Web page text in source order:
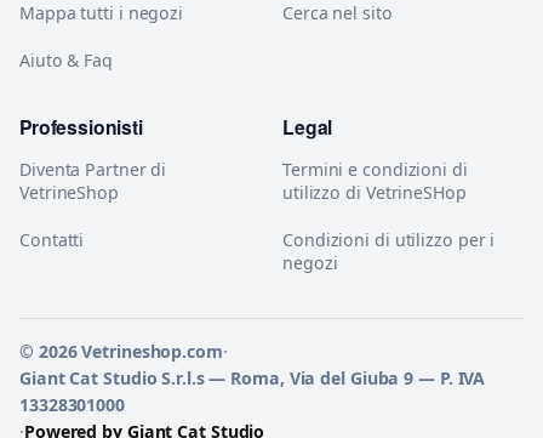
Mappa tutti i negozi
Aiuto & Faq
Cerca nel sito
Professionisti
Diventa Partner di
VetrineShop
Contatti
Legal
Termini e condizioni di
utilizzo di VetrineSHop
Condizioni di utilizzo per i
negozi
© 2026 Vetrineshop.com·
Giant Cat Studio S.r.l.s — Roma, Via del Giuba 9 — P. IVA
13328301000
·Powered by Giant Cat Studio